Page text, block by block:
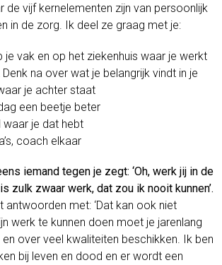
de vijf kernelementen zijn van persoonlijk
in de zorg. Ik deel ze graag met je:
je vak en op het ziekenhuis waar je werkt
Denk na over wat je belangrijk vindt in je
je achter staat
een beetje beter
waar je dat hebt
coach elkaar
iemand tegen je zegt: ‘Oh, werk jij in de
zulk zwaar werk, dat zou ik nooit kunnen’.
antwoorden met: ‘Dat kan ook niet
werk te kunnen doen moet je jarenlang
over veel kwaliteiten beschikken. Ik ben
bij leven en dood en er wordt een